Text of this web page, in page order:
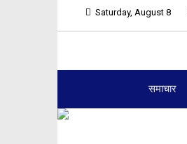
Saturday, August 8
समाचार